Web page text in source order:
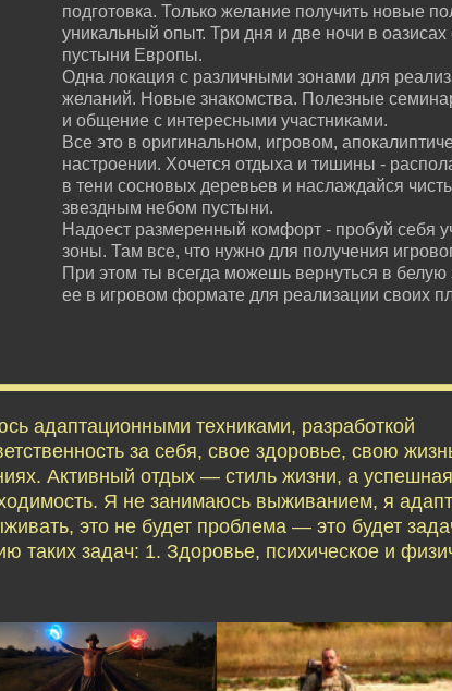
подготовка. Только желание получить новые
уникальный опыт. Три дня и две ночи в
пустыни Европы.
Одна локация с различными зонами для
желаний. Новые знакомства. Полезные
и общение с интересными участниками.
Все это в оригинальном, игровом,
настроении. Хочется отдыха и тишины -
в тени сосновых деревьев и наслаждайся
звездным небом пустыни.
Надоест размеренный комфорт - пробуй себя
зоны. Там все, что нужно для получения
При этом ты всегда можешь вернуться в белую
ее в игровом формате для реализации своих
адаптационными техниками, разработкой
за себя, свое здоровье, свою
Активный отдых — стиль жизни, а успешная
Я не занимаюсь выживанием, я
это не будет проблема — это будет
задач: 1. Здоровье, психическое и